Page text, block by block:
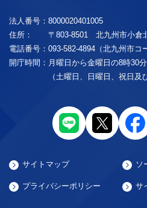
法人番号： 8000020401005
住所：
〒803-8501 北九州市小倉
電話番号： 093-582-4894（北九州市コ
開庁時間： 月曜日から金曜日の8時30
（土曜日、日曜日、祝日及
サイトマップ ソ
プライバシーポリシー サ